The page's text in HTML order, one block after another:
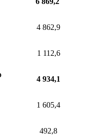
4 862,9
1 112,6
4 934,1
1 605,4
492,8